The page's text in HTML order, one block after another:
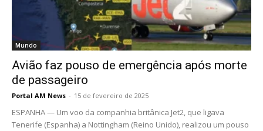
Mundo
Avião faz pouso de emergência após morte
de passageiro
Portal AM News - 15 de fevereiro de 2025
ESPANHA — Um voo da companhia britânica Jet2, que ligava
Tenerife (Espanha) a Nottingham (Reino Unido), realizou um pouso